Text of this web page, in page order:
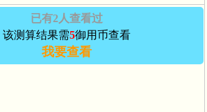
已有2人查看过
该测算结果需5御用币查看
我要查看